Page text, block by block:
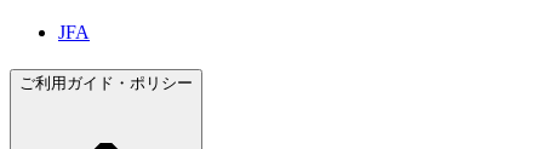
JFA
ご利用ガイド・ポリシー